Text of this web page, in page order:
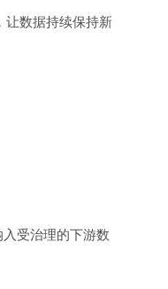
让数据持续保持新
受治理的下游数